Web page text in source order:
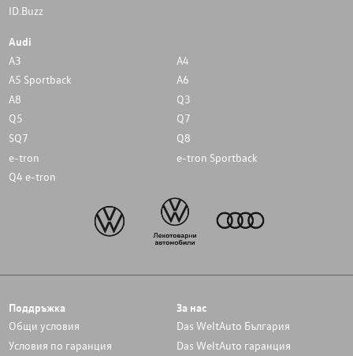
ID.Buzz
Audi
A3
A4
A5 Sportback
A6
A8
Q3
Q5
Q7
SQ7
Q8
e-tron
e-tron Sportback
Q4 e-tron
Поддръжка
Общи условия
Условия по гаранция
За нас
Das WeltAuto България
Das WeltAuto гаранция